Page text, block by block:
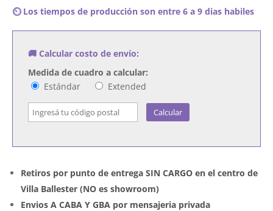
sus
Redonditos
Ricota
cantidad
⏲️ Los tiempos de producción son entre 6 a 9 dias habiles
🚚 Calcular costo de envío:
Medida de cuadro a calcular:
Estándar
Extended
Calcular
Retiros por punto de entrega SIN CARGO en el centro de
Villa Ballester (NO es showroom)
Envios A CABA Y GBA por mensajeria privada